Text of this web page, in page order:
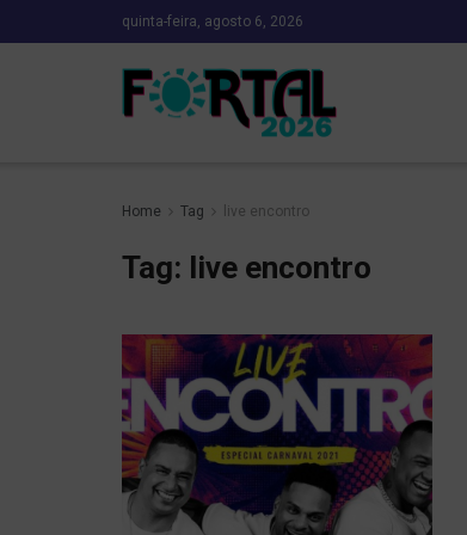
quinta-feira, agosto 6, 2026
Home Tag live encontro
Tag: live encontro